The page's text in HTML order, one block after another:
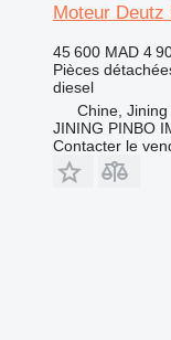
Moteur Deutz
45 600 MAD 4
Pièces
diesel
Chine, Jining
JINING PINBO
Contacter le